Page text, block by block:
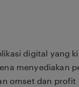
digital yang
menyediakan
omset dan